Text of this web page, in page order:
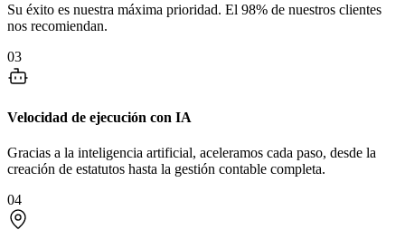
Su éxito es nuestra máxima prioridad. El 98% de nuestros clientes
nos recomiendan.
03
Velocidad de ejecución con IA
Gracias a la inteligencia artificial, aceleramos cada paso, desde la
creación de estatutos hasta la gestión contable completa.
04